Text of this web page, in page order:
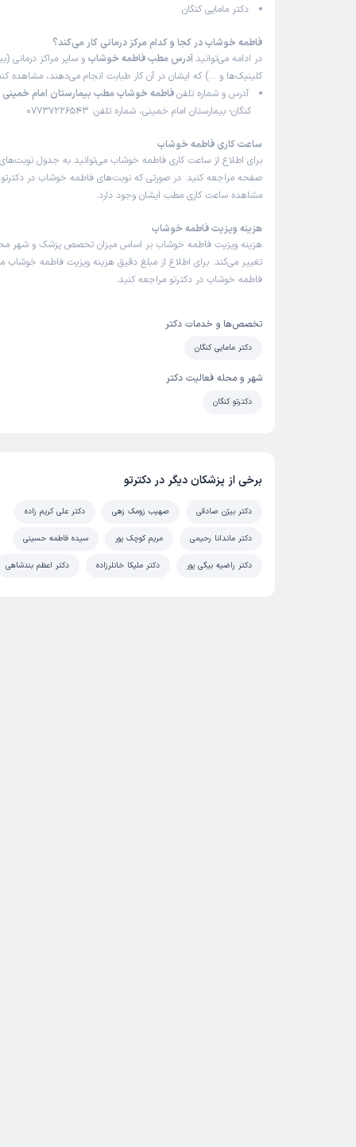
دکتر مامایی کنگان
فاطمه خوشاب در کجا و کدام مرکز درمانی کار می‌کند؟
در ادامه می‌توانید آدرس مطب فاطمه خوشاب و سایر مراکز درمانی
کلینیک‌ها و …) که ایشان در آن کار طبابت انجام می‌دهند، مشاهده
آدرس و شماره تلفنفاطمه خوشاب مطب بیمارستان امام خمینی
کنگان- بیمارستان امام خمینی، شماره تلفن: 07737226543
ساعت کاری فاطمه خوشاب
برای اطلاع از ساعت کاری فاطمه خوشاب می‌توانید به جدول
صفحه مراجعه کنید. در صورتی که نوبت‌های فاطمه خوشاب در دکترتو
مشاهده ساعت کاری مطب ایشان وجود دارد.
هزینه ویزیت فاطمه خوشاب
هزینه ویزیت فاطمه خوشاب بر اساس میزان تخصص پزشک و شهر
تغییر می‌کند. برای اطلاع از مبلغ دقیق هزینه ویزیت فاطمه خوشاب
فاطمه خوشاب در دکترتو مراجعه کنید.
تخصص‌ها و خدمات دکتر
دکتر مامایی کنگان
شهر و محله فعالیت دکتر
دکترتو کنگان
برخی از پزشکان دیگر در دکترتو
دکتر بیژن صادقی صهیب زومک زهی دکتر علی کریم زاده
دکتر ماندانا رحیمی مریم کوچک پور سیده فاطمه حسینی
دکتر راضیه بیگی پور دکتر ملیکا خانلرزاده دکتر اعظم بندشاهی